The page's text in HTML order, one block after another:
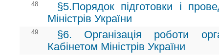
48.
§5.Порядок підготовки і
Міністрів України
49.
§6. Організація роботи
Кабінетом Міністрів України